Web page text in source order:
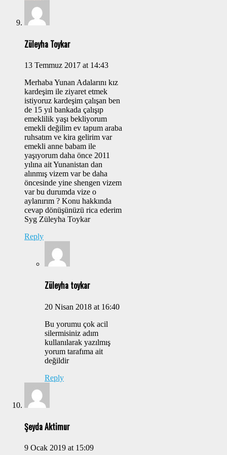
Züleyha Toykar
13 Temmuz 2017 at 14:43
Merhaba Yunan Adalarını kız
kardeşim ile ziyaret etmek
istiyoruz kardeşim çalışan ben
de 15 yıl bankada çalışıp
emeklilik yaşı bekliyorum
emekli değilim ev tapum araba
ruhsatım ve kira gelirim var
emekli anne babam ile
yaşıyorum daha önce 2011
yılına ait Yunanistan dan
alınmış vizem var be daha
öncesinde yine shengen vizem
var bu durumda vize o
aylanırım ? Konu hakkında
cevap dönüşünüzü rica ederim
Syg Züleyha Toykar
Reply
Züleyha toykar
20 Nisan 2018 at 16:40
Bu yorumu çok acil
silermisiniz adım
kullanılarak yazılmış
yorum tarafıma ait
değildir
Reply
Şeyda Aktimur
9 Ocak 2019 at 15:09